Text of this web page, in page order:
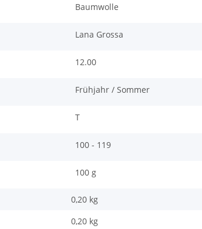
Baumwolle
Lana Grossa
12.00
Frühjahr / Sommer
T
100 - 119
100 g
0,20 kg
0,20 kg